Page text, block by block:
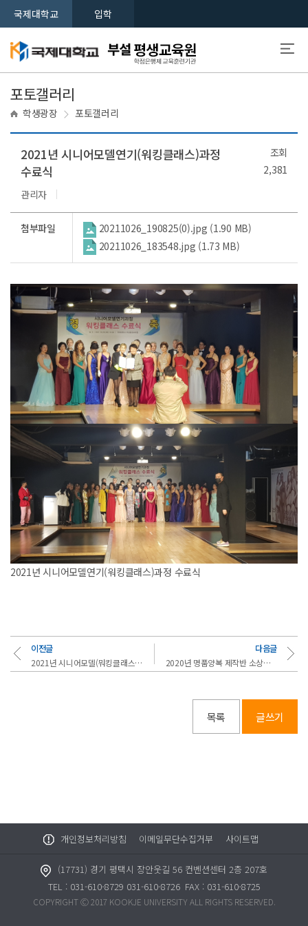
국제대학교 입학
학생광장 포토갤러리
포토갤러리
2021년 시니어모델연기(워킹클래스)과정
수료식
조회
2,381
관리자
첨부파일
20211026_190825(0).jpg (1.90 MB)
20211026_183548.jpg (1.73 MB)
2021년 시니어모델연기(워킹클래스)과정 수료식
이전글
2021년 시니어모델(뭐킹클래스 2기)개강식
다음글
2020년 명품양복 제작반 소상공인 대회 참가
목록 글쓰기
개인정보처리방침 이메일무단수집거부 사이트맵
(17731) 경기 평택시 장안웃길 56 컨벤션센터 2층 207호
TEL : 031-610-8729 031-610-8726 FAX : 031-610-8725
COPYRIGHT Ⓒ 2017 KOOKJE UNIVERSITY ALL RIGHTS RESERVED.